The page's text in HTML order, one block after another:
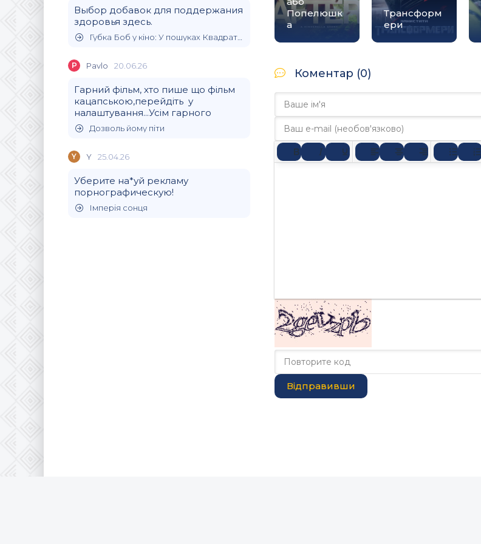
Выбор добавок для поддержания
здоровья здесь.
Губка Боб у кіно: У пошуках Квадратних Штанів
P Pavlo 20.06.26
Гарний фільм, хто пише що фільм
кацапською,перейдіть у
налаштування...Усім гарного
Дозволь йому піти
Y Y 25.04.26
Уберите на*уй рекламу
порнографическую!
Імперія сонця
Попелюшк
а
Трансформ
ери
Коментар (0)
Відправивши